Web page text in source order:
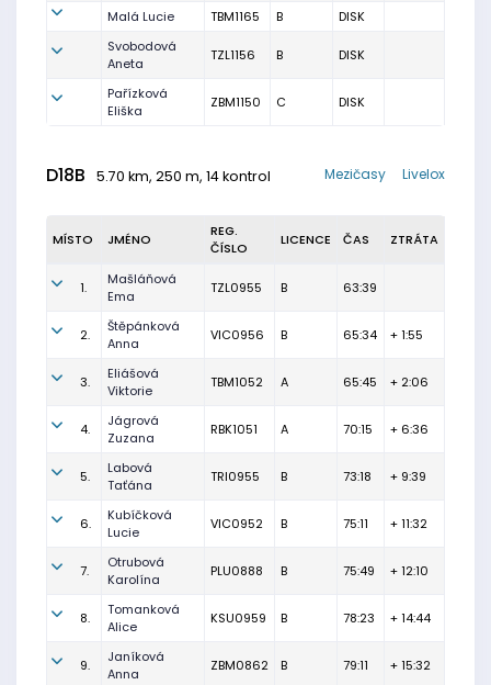
Malá Lucie TBM1165 B
DISK
Svobodová
Aneta
TZL1156 B DISK
Pařízková
Eliška
ZBM1150 C DISK
D18B 5.70 km, 250 m, 14 kontrol Livelox
Mezičasy
MÍSTO JMÉNO
REG.
ČÍSLO
LICENCE ČAS ZTRÁTA
1.
Mašláňová
Ema
TZL0955 B 63:39
2.
Štěpánková
Anna
VIC0956 B 65:34 + 1:55
3.
Eliášová
Viktorie
TBM1052 A 65:45 + 2:06
4.
Jágrová
Zuzana
RBK1051 A 70:15 + 6:36
5.
Labová
Taťána
TRI0955 B 73:18 + 9:39
6.
Kubíčková
Lucie
VIC0952 B 75:11 + 11:32
7.
Otrubová
Karolína
PLU0888 B 75:49 + 12:10
8.
Tomanková
Alice
KSU0959 B 78:23 + 14:44
9.
Janíková
Anna
ZBM0862 B 79:11 + 15:32